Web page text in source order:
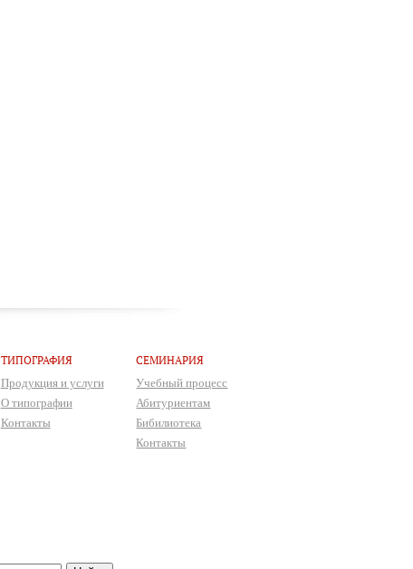
ТИПОГРАФИЯ
Продукция и услуги
О типографии
Контакты
СЕМИНАРИЯ
Учебный процесс
Абитуриентам
Бибилиотека
Контакты